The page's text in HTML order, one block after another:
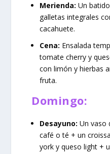
Merienda: Un
galletas integrales
cacahuete.
Cena: Ensalada
tomate cherry y
con limón y hierbas
fruta.
Domingo:
Desayuno: Un vaso
café o té + un
york y queso light +